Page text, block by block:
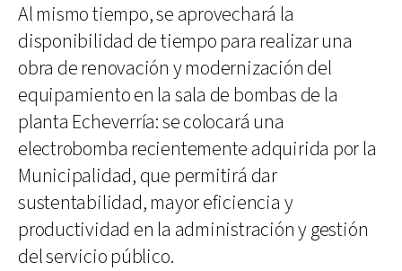
Al mismo tiempo, se aprovechará la
disponibilidad de tiempo para realizar una
obra de renovación y modernización del
equipamiento en la sala de bombas de la
planta Echeverría: se colocará una
electrobomba recientemente adquirida por la
Municipalidad, que permitirá dar
sustentabilidad, mayor eficiencia y
productividad en la administración y gestión
del servicio público.